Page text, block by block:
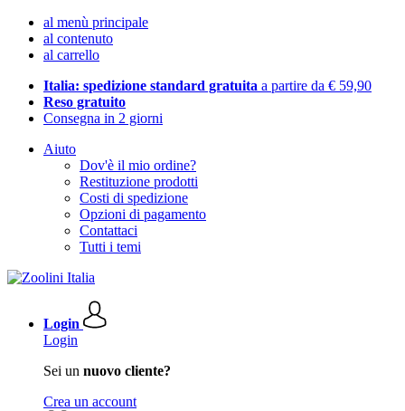
al menù principale
al contenuto
al carrello
Italia: spedizione standard gratuita a partire da € 59,90
Reso gratuito
Consegna in 2 giorni
Aiuto
Dov'è il mio ordine?
Restituzione prodotti
Costi di spedizione
Opzioni di pagamento
Contattaci
Tutti i temi
Login
Login
Sei un nuovo cliente?
Crea un account